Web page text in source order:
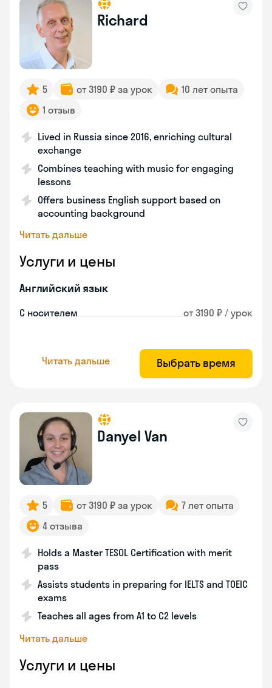
Richard
5 от 3190 ₽ за урок
10 лет опыта
1 отзыв
Lived in Russia since 2016, enriching cultural
exchange
Combines teaching with music for engaging
lessons
Offers business English support based on
accounting background
Читать дальше
Услуги и цены
Английский язык
С носителем от 3190 ₽ / урок
Читать дальше Выбрать время
Danyel Van
5 от 3190 ₽ за урок
7 лет опыта
4 отзыва
Holds a Master TESOL Certification with merit
pass
Assists students in preparing for IELTS and TOEIC
exams
Teaches all ages from A1 to C2 levels
Читать дальше
Услуги и цены